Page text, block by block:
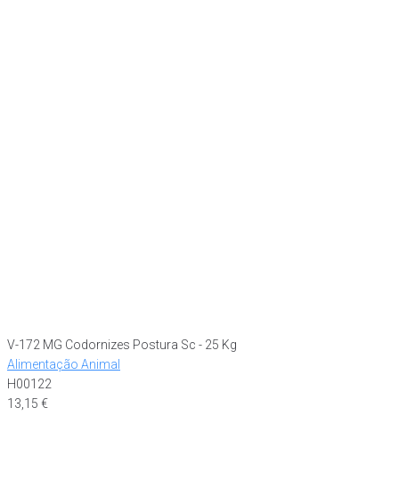
V-172 MG Codornizes Postura Sc - 25 Kg
Alimentação Animal
H00122
13,15 €